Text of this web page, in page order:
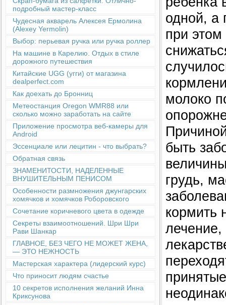
подробный мастер-класс
Чудесная акварель Алексея Ермолина
(Alexey Yermolin)
Выбор: перьевая ручка или ручка роллер
На машине в Карелию. Отдых в стиле
дорожного путешествия
Китайские UGG (угги) от магазина
dealperfect.com
Как доехать до Бронниц
Метеостанция Oregon WMR88 или
сколько можно заработать на сайте
Приложение просмотра веб-камеры для
Android
Эссенциале или лецитин - что выбрать?
Обратная связь
ЗНАМЕНИТОСТИ, НАДЕЛЕННЫЕ
ВНУШИТЕЛЬНЫМ ПЕНИСОМ
Особенности размножения джунгарских
хомячков и хомячков Роборовского
Сочетание коричневого цвета в одежде
Секреты взаимоотношений. Шри Шри
Рави Шанкар
ГЛАВНОЕ, БЕЗ ЧЕГО НЕ МОЖЕТ ЖЕНА,
— ЭТО НЕЖНОСТЬ
Мастерская характера (лидерский курс)
Что приносит людям счастье
10 секретов исполнения желаний Инна
Криксунова
одной, а
при этом
молоко
быть
грудь,
кормить
лечение,